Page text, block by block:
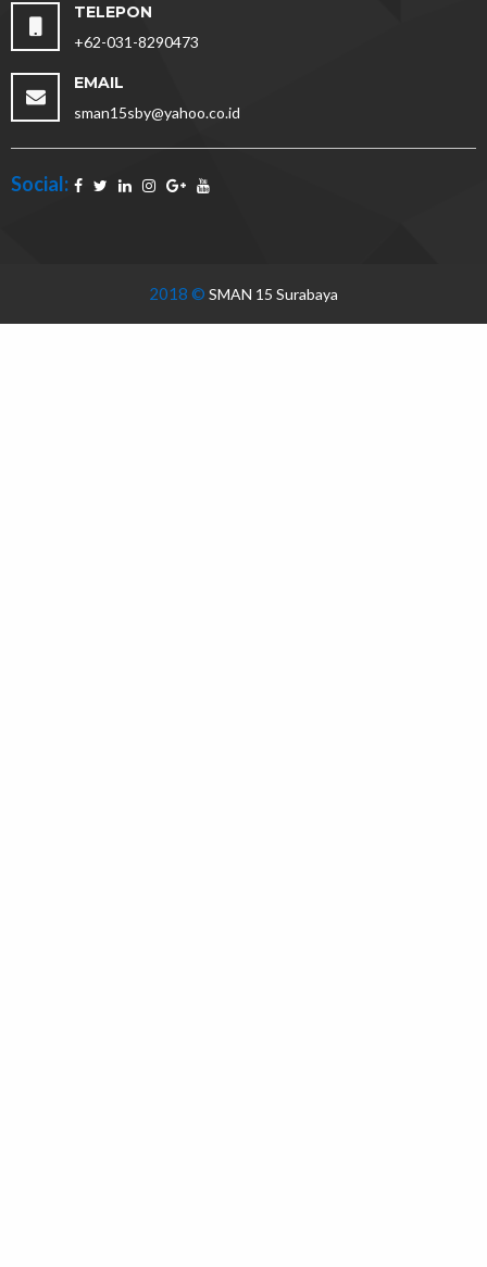
TELEPON
+62-031-8290473
EMAIL
sman15sby@yahoo.co.id
Social:
2018 © SMAN 15 Surabaya